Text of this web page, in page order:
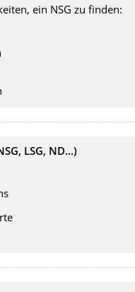
ein NSG zu finden:
LSG, ND...)